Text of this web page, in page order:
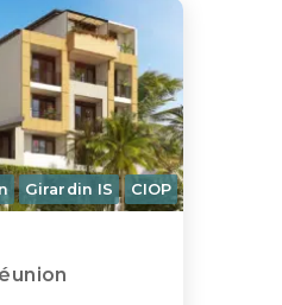
Girardin IS CIOP